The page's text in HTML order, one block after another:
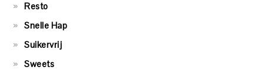
Resto
Snelle Hap
Suikervrij
Sweets